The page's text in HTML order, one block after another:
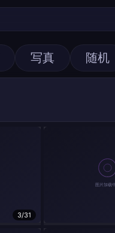
写真 随机
3/31